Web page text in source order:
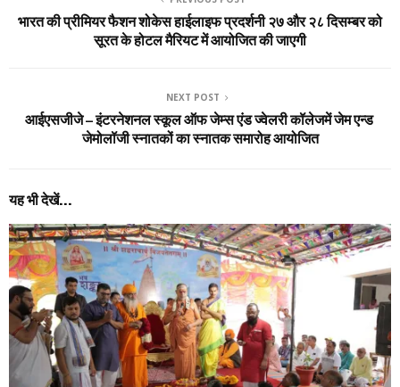
भारत की प्रीमियर फैशन शोकेस हाईलाइफ प्रदर्शनी २७ और २८ दिसम्बर को
सूरत के होटल मैरियट में आयोजित की जाएगी
NEXT POST
आईएसजीजे – इंटरनेशनल स्कूल ऑफ जेम्स एंड ज्वेलरी कॉलेजमें जेम एन्ड
जेमोलॉजी स्नातकों का स्नातक समारोह आयोजित
यह भी देखें...